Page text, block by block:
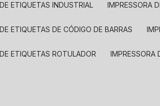
ETIQUETAS INDUSTRIAL IMPRESSORA
ETIQUETAS DE CÓDIGO DE BARRAS
ETIQUETAS ROTULADOR IMPRESSORA